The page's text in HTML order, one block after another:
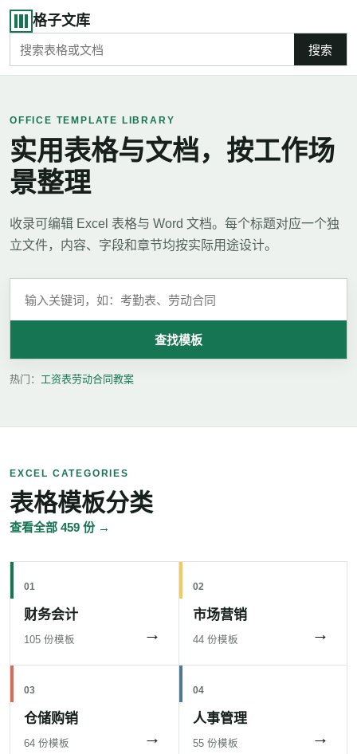
格子文库
搜索
OFFICE TEMPLATE LIBRARY
实用表格与文档，按工作场
景整理
收录可编辑 Excel 表格与 Word 文档。每个标题对应一个独
立文件，内容、字段和章节均按实际用途设计。
查找模板
热门： 工资表劳动合同教案
EXCEL CATEGORIES
表格模板分类
查看全部 459 份 →
01
财务会计
105 份模板 →
02
市场营销
44 份模板 →
03
仓储购销
64 份模板 →
04
人事管理
55 份模板 →